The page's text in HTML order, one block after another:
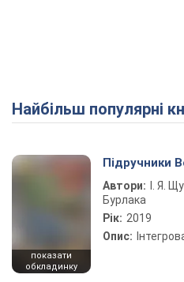
Найбільш популярні
показати
обкладинку
Підручники
Автори:
І. Я.
Бурлака
Рік: 2019
Опис: